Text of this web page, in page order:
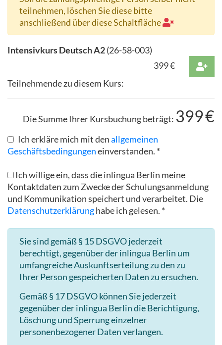
teilnehmen, löschen Sie diese bitte
anschließend über diese Schaltfläche
Intensivkurs Deutsch A2(26-58-003)
399€
Teilnehmende zu diesem Kurs:
Die Summe Ihrer Kursbuchung beträgt: 399€
Ich erkläre mich mit denallgemeinen
Geschäftsbedingungeneinverstanden. *
Ich willige ein, dass die inlingua Berlin meine
Kontaktdaten zum Zwecke der Schulungsanmeldung
und Kommunikation speichert und verarbeitet. Die
Datenschutzerklärunghabe ich gelesen. *
Sie sind gemäß § 15 DSGVO jederzeit
berechtigt, gegenüber der inlingua Berlin um
umfangreiche Auskunftserteilung zu den zu
Ihrer Person gespeicherten Daten zu ersuchen.
Gemäß § 17 DSGVO können Sie jederzeit
gegenüber der inlingua Berlin die Berichtigung,
Löschung und Sperrung einzelner
personenbezogener Daten verlangen.